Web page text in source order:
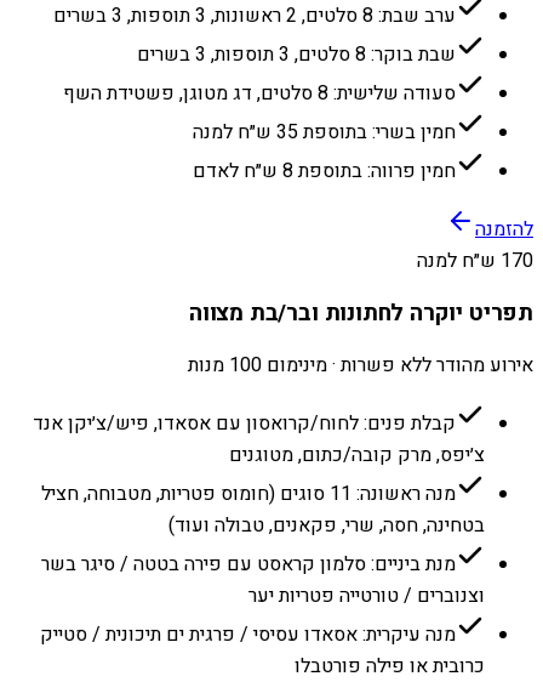
ערב שבת: 8 סלטים, 2 ראשונות, 3 תוספות, 3 בשרים
שבת בוקר: 8 סלטים, 3 תוספות, 3 בשרים
סעודה שלישית: 8 סלטים, דג מטוגן, פשטידת השף
חמין בשרי: בתוספת 35 ש״ח למנה
חמין פרווה: בתוספת 8 ש״ח לאדם
להזמנה
170 ש״ח למנה
תפריט יוקרה לחתונות ובר/בת מצווה
אירוע מהודר ללא פשרות · מינימום 100 מנות
קבלת פנים: לחוח/קרואסון עם אסאדו, פיש/צ׳יקן אנד
צ׳יפס, מרק קובה/כתום, מטוגנים
מנה ראשונה: 11 סוגים (חומוס פטריות, מטבוחה, חציל
בטחינה, חסה, שרי, פקאנים, טבולה ועוד)
מנת ביניים: סלמון קראסט עם פירה בטטה / סיגר בשר
וצנוברים / טורטייה פטריות יער
מנה עיקרית: אסאדו עסיסי / פרגית ים תיכונית / סטייק
כרובית או פילה פורטבלו